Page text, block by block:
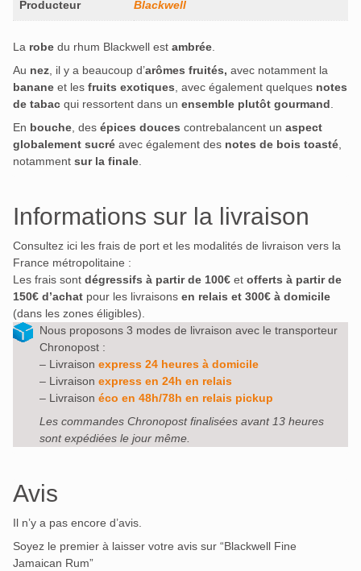
Producteur Blackwell
La robe du rhum Blackwell est ambrée.
Au nez, il y a beaucoup d’arômes fruités, avec notamment la
banane et les fruits exotiques, avec également quelques notes
de tabac qui ressortent dans un ensemble plutôt gourmand.
En bouche, des épices douces contrebalancent un aspect
globalement sucré avec également des notes de bois toasté,
notamment sur la finale.
Informations sur la livraison
Consultez ici les frais de port et les modalités de livraison vers la
France métropolitaine :
Les frais sont dégressifs à partir de 100€ et offerts à partir de
150€ d’achat pour les livraisons en relais et 300€ à domicile
(dans les zones éligibles).
Nous proposons 3 modes de livraison avec le transporteur
Chronopost :
– Livraison express 24 heures à domicile
– Livraison express en 24h en relais
– Livraison éco en 48h/78h en relais pickup
Les commandes Chronopost finalisées avant 13 heures
sont expédiées le jour même.
Avis
Il n’y a pas encore d’avis.
Soyez le premier à laisser votre avis sur “Blackwell Fine
Jamaican Rum”